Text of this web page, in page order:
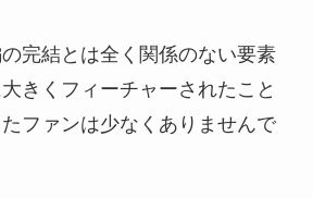
完結とは全く関係のない要素
きくフィーチャーされたこと
ファンは少なくありませんで